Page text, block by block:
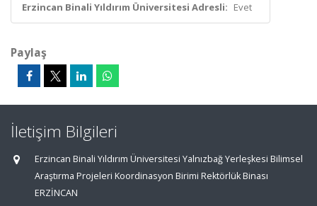
Erzincan Binali Yıldırım Üniversitesi Adresli: Evet
Paylaş
İletişim Bilgileri
Erzincan Binali Yıldırım Üniversitesi Yalnızbağ Yerleşkesi Bilimsel
Araştırma Projeleri Koordinasyon Birimi Rektörlük Binası
ERZİNCAN